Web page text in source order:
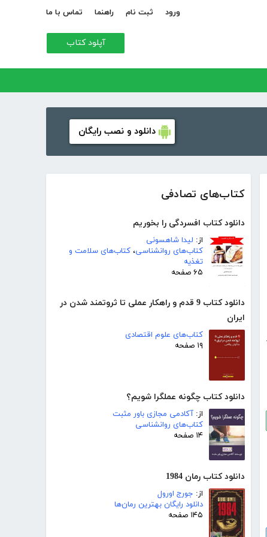
ورود ثبت نام راهنما تماس با ما
آپلود کتاب
دانلود و نصب رایگان
کتاب‌های تصادفی
دانلود کتاب افسردگی را بخوریم
از: لیدا شاهسونی
کتاب‌های روانشناسی، کتاب‌های سلامت و
تغذیه
۶۵ صفحه
دانلود کتاب 9 قدم و راهکار عملی تا ثروتمند شدن در
ایران
کتاب‌های علوم اقتصادی
۱۹ صفحه
دانلود کتاب چگونه عملگرا شویم؟
از: آکادمی مجازی باور مثبت
کتاب‌های روانشناسی
۱۴ صفحه
دانلود کتاب رمان 1984
از: جورج اورول
دانلود رایگان بهترین رمان‌ها
۱۴۵ صفحه